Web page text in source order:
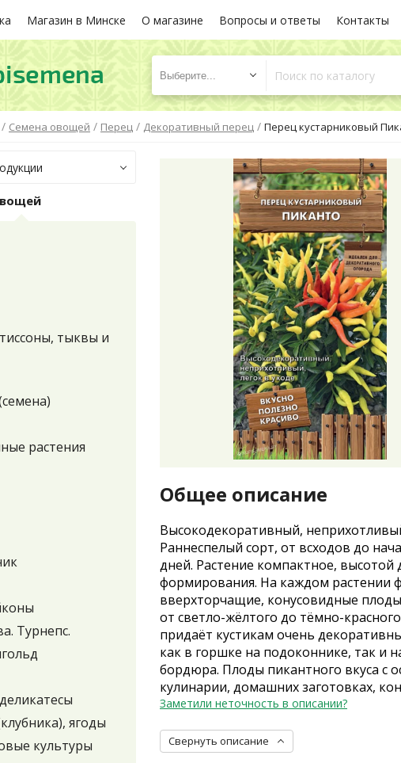
Магазин в Минске О магазине Вопросы и ответы Контакты
Выберите...
/ Семена овощей / Перец / Декоративный перец / Перец кустарниковый
тыквы и
растения
Турнепс.
ягоды
культуры
Общее описание
Высокодекоративный,
Раннеспелый сорт, от всходов до
дней. Растение компактное, высотой
формирования. На каждом растении
вверхторчащие, конусовидные плоды
от светло-жёлтого до тёмно-
придаёт кустикам очень
как в горшке на подоконнике, так и
бордюра. Плоды пикантного вкуса с
кулинарии, домашних заготовках,
Заметили неточность в описании?
Свернуть описание